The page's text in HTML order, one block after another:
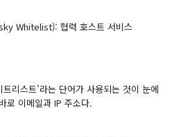
Whitelist): 협력 호스트 서비스
리스트’라는 단어가 사용되는 것이 눈에
로 이메일과 IP 주소다.